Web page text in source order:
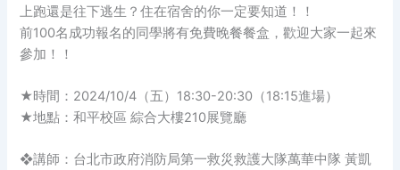
上跑還是往下逃生？住在宿舍的你一定要知道！！
前100名成功報名的同學將有免費晚餐餐盒，歡迎大家一起來
參加！！
★時間：2024/10/4（五）18:30-20:30（18:15進場）
★地點：和平校區 綜合大樓210展覽廳
❖講師：台北市政府消防局第一救災救護大隊萬華中隊 黃凱